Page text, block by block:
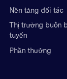
Nền tảng đối tác
Thị trường buôn
tuyến
Phần thưởng